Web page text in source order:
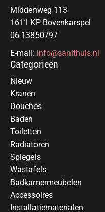
Middenweg 113
1611 KP Bovenkarspel
06-13850797
E-mail: info@sanithuis.nl
Categorieën
Nieuw
Kranen
Douches
Baden
Toiletten
Radiatoren
Spiegels
Wastafels
Badkamermeubelen
Accessoires
Installatiematerialen